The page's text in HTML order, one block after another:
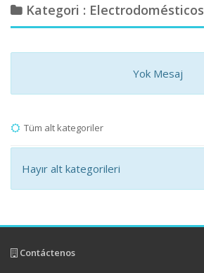
Kategori : Electrodomésticos
Yok Mesaj
Tüm alt kategoriler
Hayır alt kategorileri
Contáctenos